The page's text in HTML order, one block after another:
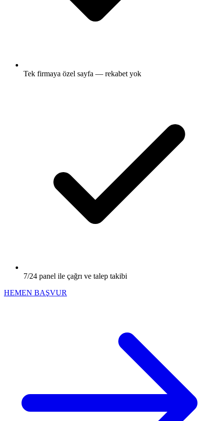
Tek firmaya özel sayfa — rekabet yok
7/24 panel ile çağrı ve talep takibi
HEMEN BAŞVUR